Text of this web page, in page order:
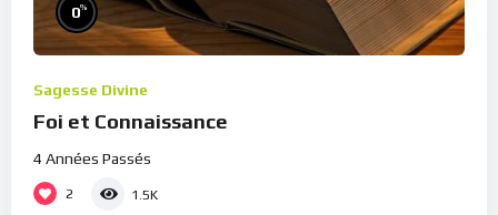
0%
Sagesse Divine
Foi et Connaissance
4 Années Passés
2 1.5K